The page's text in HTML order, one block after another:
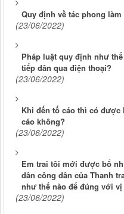
Quy định về tác phong
(23/06/2022)
Pháp luật quy định như
tiếp dân qua điện thoại?
(23/06/2022)
Khi đến tố cáo thì có
cáo không?
(23/06/2022)
Em trai tôi mới được bổ
dân công dân của Thanh
như thế nào để đúng với
(23/06/2022)